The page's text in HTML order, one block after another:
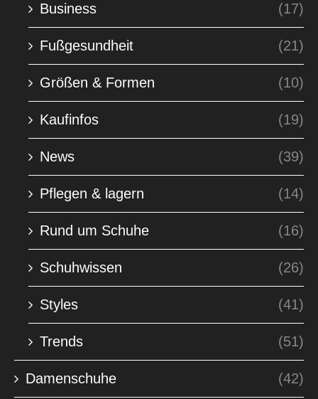
Business (17)
Fußgesundheit (21)
Größen & Formen (10)
Kaufinfos (19)
News (39)
Pflegen & lagern (14)
Rund um Schuhe (16)
Schuhwissen (26)
Styles (41)
Trends (51)
Damenschuhe (42)